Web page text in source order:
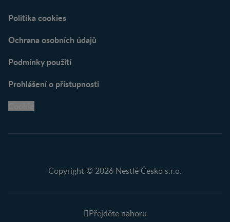
Politika cookies
Ochrana osobních údajů
Podmínky použití
Prohlášení o přístupnosti
Copyright © 2026 Nestlé Česko s.r.o.
Přejděte nahoru